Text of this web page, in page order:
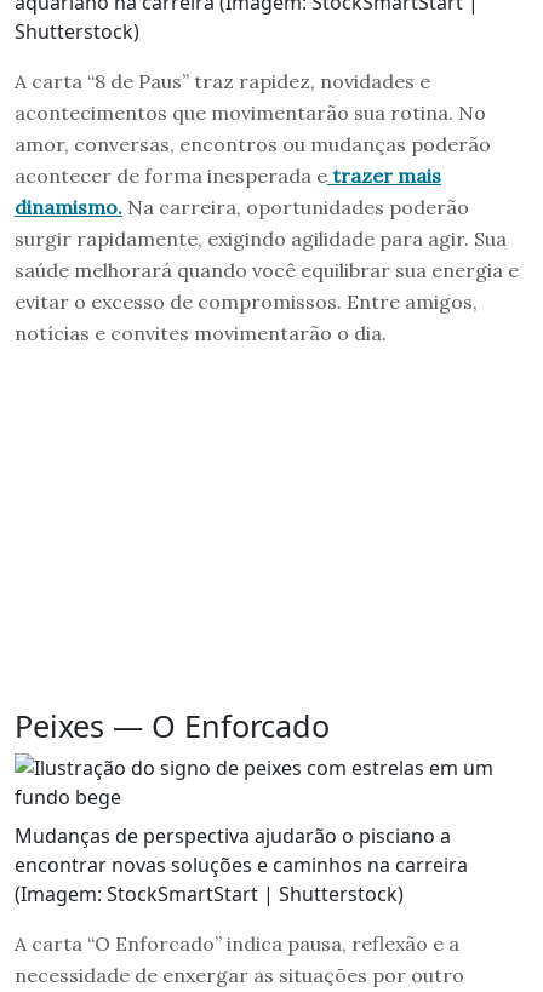
Shutterstock)
A carta “8 de Paus” traz rapidez, novidades e
acontecimentos que movimentarão sua rotina. No
amor, conversas, encontros ou mudanças poderão
acontecer de forma inesperada e trazer mais
dinamismo. Na carreira, oportunidades poderão
surgir rapidamente, exigindo agilidade para agir. Sua
saúde melhorará quando você equilibrar sua energia e
evitar o excesso de compromissos. Entre amigos,
notícias e convites movimentarão o dia.
Peixes — O Enforcado
Mudanças de perspectiva ajudarão o pisciano a
encontrar novas soluções e caminhos na carreira
(Imagem: StockSmartStart | Shutterstock)
A carta “O Enforcado” indica pausa, reflexão e a
necessidade de enxergar as situações por outro